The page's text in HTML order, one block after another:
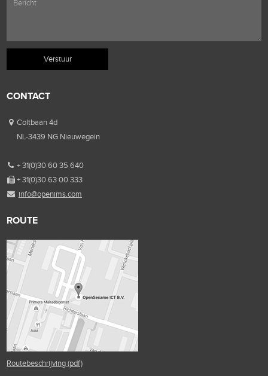
CONTACT
Coltbaan 4d
NL-3439 NG Nieuwegein
+ 31(0)30 60 35 640
+ 31(0)30 63 00 333
info@openims.com
ROUTE
Routebeschrijving (pdf)